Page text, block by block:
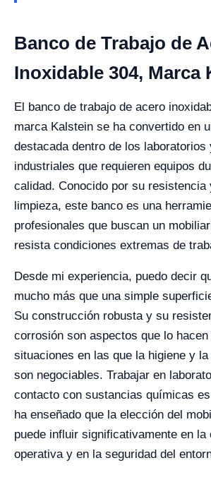
Banco de Trabajo de
Inoxidable 304, Marca
El banco de trabajo de acero
marca Kalstein se ha convertido en
destacada dentro de los laboratorios
industriales que requieren equipos
calidad. Conocido por su resistencia
limpieza, este banco es una
profesionales que buscan un
resista condiciones extremas de
Desde mi experiencia, puedo decir
mucho más que una simple
Su construcción robusta y su
corrosión son aspectos que lo
situaciones en las que la higiene y
son negociables. Trabajar en
contacto con sustancias químicas
ha enseñado que la elección del
puede influir significativamente en la
operativa y en la seguridad del